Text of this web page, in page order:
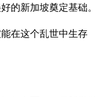
的新加坡奠定基础。
在这个乱世中生存